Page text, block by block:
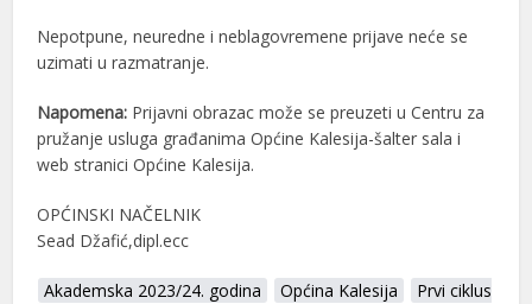
Nepotpune, neuredne i neblagovremene prijave neće se
uzimati u razmatranje.
Napomena: Prijavni obrazac može se preuzeti u Centru za
pružanje usluga građanima Općine Kalesija-šalter sala i
web stranici Općine Kalesija.
OPĆINSKI NAČELNIK
Sead Džafić,dipl.ecc
Akademska 2023/24. godina Općina Kalesija
Prvi ciklus